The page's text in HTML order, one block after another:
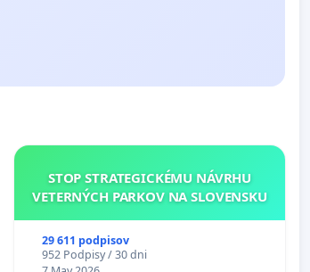
STOP STRATEGICKÉMU NÁVRHU
VETERNÝCH PARKOV NA SLOVENSKU
29 611 podpisov
952 Podpisy / 30 dni